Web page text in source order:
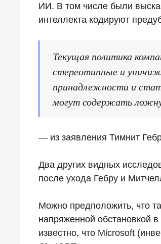
ИИ. В том числе были
интеллекта кодируют
Текущая политика
стереотипные и
принадлежности и
могут содержать
— из заявления Тимнит
Два других видных
после ухода Гебру и
Можно предположить, что
напряженной обстановкой
известно, что Microsoft